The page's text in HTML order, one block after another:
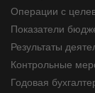
Операции с
Показатели
Результаты
Контрольные
Годовая